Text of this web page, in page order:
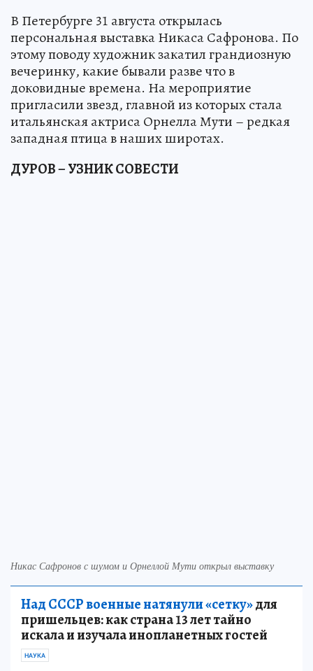
В Петербурге 31 августа открылась
персональная выставка Никаса Сафронова. По
этому поводу художник закатил грандиозную
вечеринку, какие бывали разве что в
доковидные времена. На мероприятие
пригласили звезд, главной из которых стала
итальянская актриса Орнелла Мути – редкая
западная птица в наших широтах.
ДУРОВ – УЗНИК СОВЕСТИ
Никас Сафронов с шумом и Орнеллой Мути открыл выставку
Над СССР военные натянули «сетку»для
пришельцев: как страна 13 лет тайно
искала и изучала инопланетных гостей
НАУКА